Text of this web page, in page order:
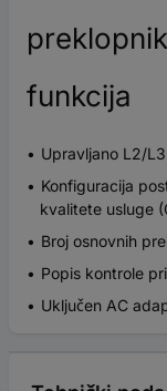
funkcija
Upravljano L2/
Konfiguracija
kvalitete usluge
Broj osnovnih
Popis kontrole
Uključen AC